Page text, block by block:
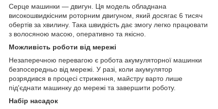
Серце машинки — двигун. Ця модель обладнана
високошвидкісним роторним двигуном, який досягає 6 тисяч
обертів за хвилину. Така швидкість дає змогу легко працювати
з волосяною масою, оперативно та якісно.
Можливість роботи від мережі
Незаперечною перевагою є робота акумуляторної машинки
безпосередньо від мережі. У разі, коли акумулятор
розрядився в процесі стриження, майстру варто лише
під'єднати машинку до мережі та завершити роботу.
Набір насадок